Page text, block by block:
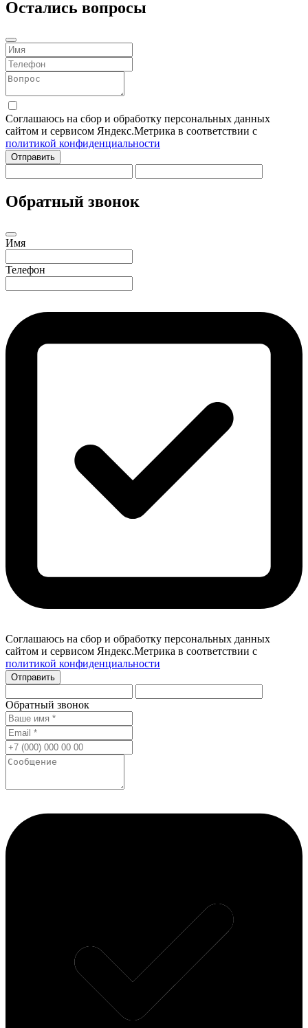
Остались вопросы
Соглашаюсь на сбор и обработку персональных данных
сайтом и сервисом Яндекс.Метрика в соответствии с
политикой конфиденциальности
Отправить
Обратный звонок
Имя
Телефон
Соглашаюсь на сбор и обработку персональных данных
сайтом и сервисом Яндекс.Метрика в соответствии с
политикой конфиденциальности
Отправить
Обратный звонок